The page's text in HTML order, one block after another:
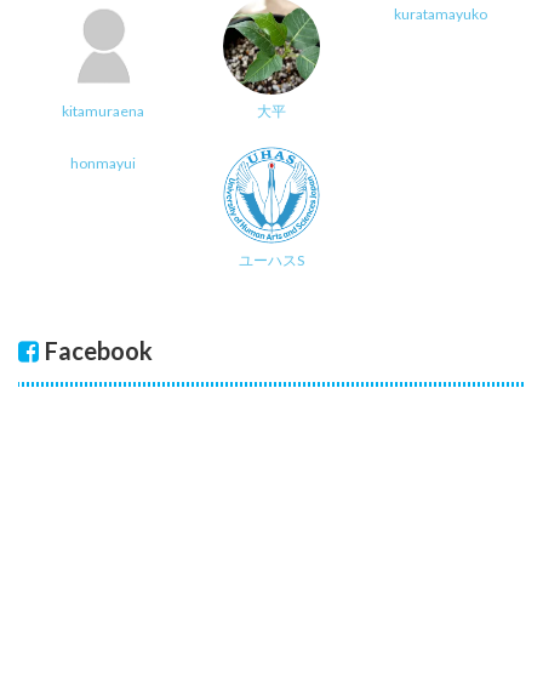
kitamuraena 大平
kuratamayuko
honmayui
ユーハスS
Facebook